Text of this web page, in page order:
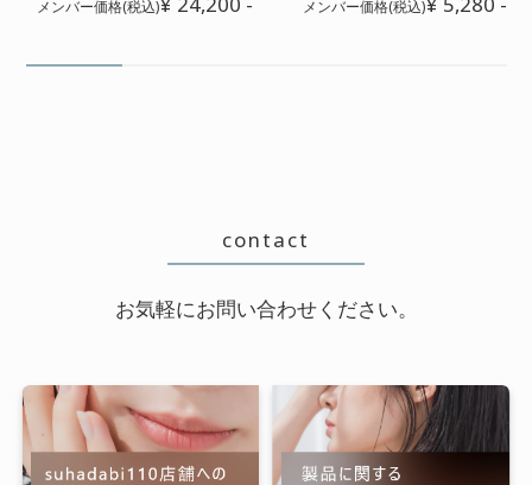
メンバー価格(税込) メンバー価格(税込)
contact
お気軽にお問い合わせください。